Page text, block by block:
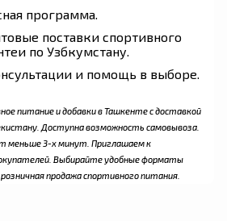
программа.
поставки спортивного
по Узбкумстану.
и помощь в выборе.
питание и добавки в Ташкенте с доставкой
Доступна возможность самовывоза.
меньше 3-х минут. Приглашаем к
Выбирайте удобные форматы
продажа спортивного питания.